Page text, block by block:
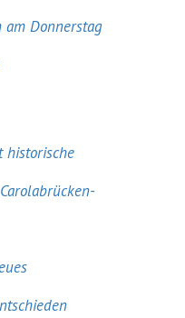
am Donnerstag
historische